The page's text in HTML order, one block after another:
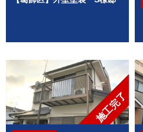
施工完了